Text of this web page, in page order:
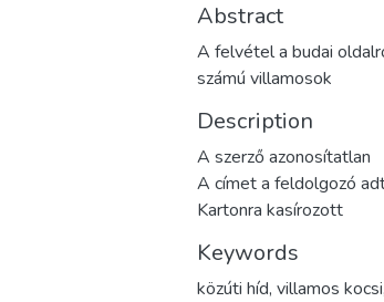
Abstract
A felvétel a budai
számú villamosok
Description
A szerző azonosítatlan
A címet a feldolgozó
Kartonra kasírozott
Keywords
közúti híd, villamos kocsi,